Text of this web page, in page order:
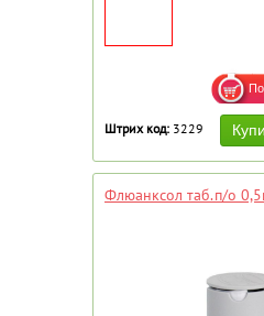
Штрих код: 3229
Флюанксол таб.п/о